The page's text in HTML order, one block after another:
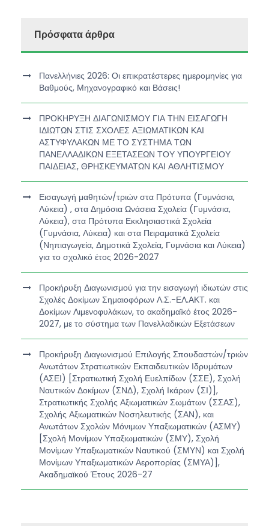
Πρόσφατα άρθρα
Πανελλήνιες 2026: Οι επικρατέστερες ημερομηνίες για
Βαθμούς, Μηχανογραφικό και Βάσεις!
ΠΡΟΚΗΡΥΞΗ ΔΙΑΓΩΝΙΣΜΟΥ ΓΙΑ ΤΗΝ ΕΙΣΑΓΩΓΗ
ΙΔΙΩΤΩΝ ΣΤΙΣ ΣΧΟΛΕΣ ΑΞΙΩΜΑΤΙΚΩΝ ΚΑΙ
ΑΣΤΥΦΥΛΑΚΩΝ ΜΕ ΤΟ ΣΥΣΤΗΜΑ ΤΩΝ
ΠΑΝΕΛΛΑΔΙΚΩΝ ΕΞΕΤΑΣΕΩΝ ΤΟΥ ΥΠΟΥΡΓΕΙΟΥ
ΠΑΙΔΕΙΑΣ, ΘΡΗΣΚΕΥΜΑΤΩΝ ΚΑΙ ΑΘΛΗΤΙΣΜΟΥ
Εισαγωγή μαθητών/τριών στα Πρότυπα (Γυμνάσια,
Λύκεια) , στα Δημόσια Ωνάσεια Σχολεία (Γυμνάσια,
Λύκεια), στα Πρότυπα Εκκλησιαστικά Σχολεία
(Γυμνάσια, Λύκεια) και στα Πειραματικά Σχολεία
(Νηπιαγωγεία, Δημοτικά Σχολεία, Γυμνάσια και Λύκεια)
για το σχολικό έτος 2026-2027
Προκήρυξη Διαγωνισμού για την εισαγωγή ιδιωτών στις
Σχολές Δοκίμων Σημαιοφόρων Λ.Σ.-ΕΛ.ΑΚΤ. και
Δοκίμων Λιμενοφυλάκων, το ακαδημαϊκό έτος 2026-
2027, με το σύστημα των Πανελλαδικών Εξετάσεων
Προκήρυξη Διαγωνισμού Επιλογής Σπουδαστών/τριών
Ανωτάτων Στρατιωτικών Εκπαιδευτικών Ιδρυμάτων
(ΑΣΕΙ) [Στρατιωτική Σχολή Ευελπίδων (ΣΣΕ), Σχολή
Ναυτικών Δοκίμων (ΣΝΔ), Σχολή Ικάρων (ΣΙ)],
Στρατιωτικής Σχολής Αξιωματικών Σωμάτων (ΣΣΑΣ),
Σχολής Αξιωματικών Νοσηλευτικής (ΣΑΝ), και
Ανωτάτων Σχολών Μόνιμων Υπαξιωματικών (ΑΣΜΥ)
[Σχολή Μονίμων Υπαξιωματικών (ΣΜΥ), Σχολή
Μονίμων Υπαξιωματικών Ναυτικού (ΣΜΥΝ) και Σχολή
Μονίμων Υπαξιωματικών Αεροπορίας (ΣΜΥΑ)],
Ακαδημαϊκού Έτους 2026-27